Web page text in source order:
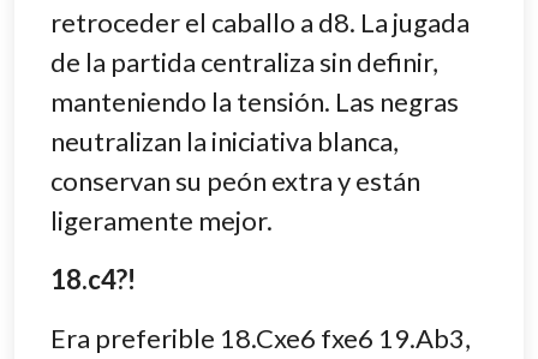
retroceder el caballo a d8. La jugada
de la partida centraliza sin definir,
manteniendo la tensión. Las negras
neutralizan la iniciativa blanca,
conservan su peón extra y están
ligeramente mejor.
18.c4?!
Era preferible 18.Cxe6 fxe6 19.Ab3,